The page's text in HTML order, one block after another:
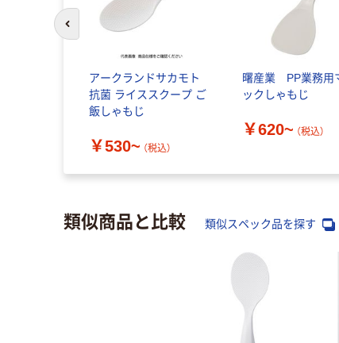
アークランドサカモト
抗菌 ライススクープ ご
飯しゃもじ
￥530~ （税込）
曙産業 PP業務用
ックしゃもじ
￥620~ （税込）
前のスライドへ
類似商品と比較 類似スペック品を探す